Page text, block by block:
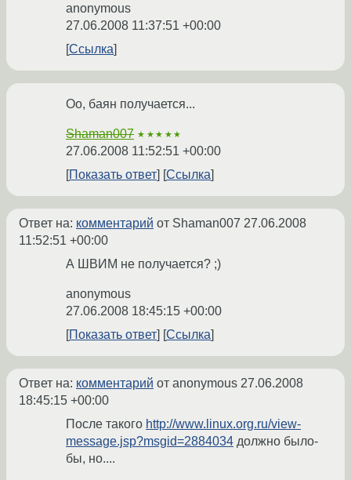
anonymous
27.06.2008 11:37:51 +00:00
Ссылка
Оо, баян получается...
Shaman007 ★★★★★
27.06.2008 11:52:51 +00:00
Показать ответ
Ссылка
Ответ на: комментарий от Shaman007 27.06.2008
11:52:51 +00:00
А ШВИМ не получается? ;)
anonymous
27.06.2008 18:45:15 +00:00
Показать ответ
Ссылка
Ответ на: комментарий от anonymous 27.06.2008
18:45:15 +00:00
После такого http://www.linux.org.ru/view-
message.jsp?msgid=2884034 должно было-
бы, но....